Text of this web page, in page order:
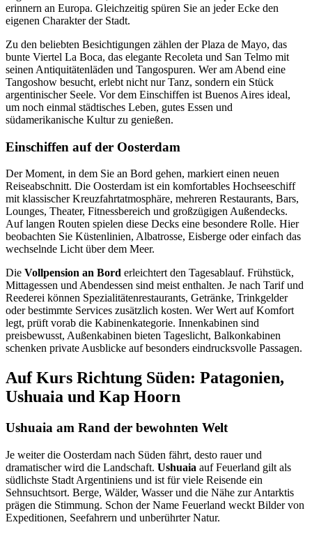
erinnern an Europa. Gleichzeitig spüren Sie an jeder Ecke den
eigenen Charakter der Stadt.
Zu den beliebten Besichtigungen zählen der Plaza de Mayo, das
bunte Viertel La Boca, das elegante Recoleta und San Telmo mit
seinen Antiquitätenläden und Tangospuren. Wer am Abend eine
Tangoshow besucht, erlebt nicht nur Tanz, sondern ein Stück
argentinischer Seele. Vor dem Einschiffen ist Buenos Aires ideal,
um noch einmal städtisches Leben, gutes Essen und
südamerikanische Kultur zu genießen.
Einschiffen auf der Oosterdam
Der Moment, in dem Sie an Bord gehen, markiert einen neuen
Reiseabschnitt. Die Oosterdam ist ein komfortables Hochseeschiff
mit klassischer Kreuzfahrtatmosphäre, mehreren Restaurants, Bars,
Lounges, Theater, Fitnessbereich und großzügigen Außendecks.
Auf langen Routen spielen diese Decks eine besondere Rolle. Hier
beobachten Sie Küstenlinien, Albatrosse, Eisberge oder einfach das
wechselnde Licht über dem Meer.
Die Vollpension an Bord erleichtert den Tagesablauf. Frühstück,
Mittagessen und Abendessen sind meist enthalten. Je nach Tarif und
Reederei können Spezialitätenrestaurants, Getränke, Trinkgelder
oder bestimmte Services zusätzlich kosten. Wer Wert auf Komfort
legt, prüft vorab die Kabinenkategorie. Innenkabinen sind
preisbewusst, Außenkabinen bieten Tageslicht, Balkonkabinen
schenken private Ausblicke auf besonders eindrucksvolle Passagen.
Auf Kurs Richtung Süden: Patagonien,
Ushuaia und Kap Hoorn
Ushuaia am Rand der bewohnten Welt
Je weiter die Oosterdam nach Süden fährt, desto rauer und
dramatischer wird die Landschaft. Ushuaia auf Feuerland gilt als
südlichste Stadt Argentiniens und ist für viele Reisende ein
Sehnsuchtsort. Berge, Wälder, Wasser und die Nähe zur Antarktis
prägen die Stimmung. Schon der Name Feuerland weckt Bilder von
Expeditionen, Seefahrern und unberührter Natur.